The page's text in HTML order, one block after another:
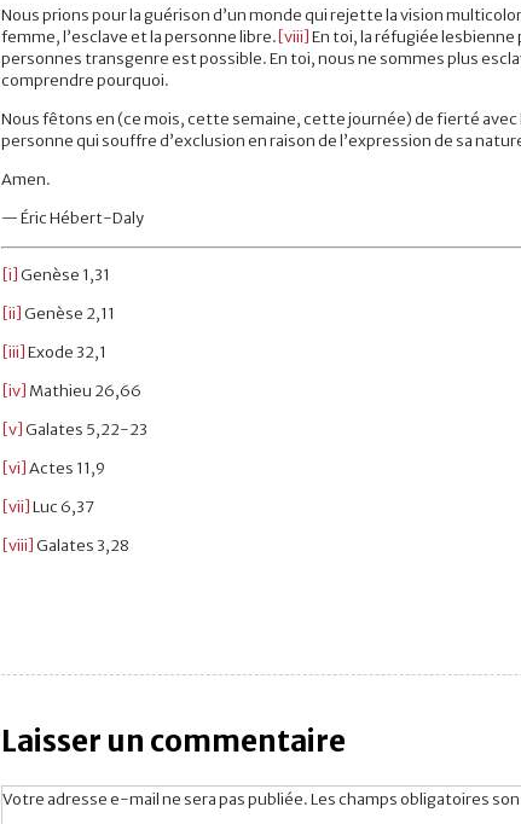
Nous prions pour la guérison d’un monde qui rejette la vision
femme, l’esclave et la personne libre.[viii]En toi, la réfugiée
personnes transgenre est possible. En toi, nous ne sommes plus
comprendre pourquoi.
Nous fêtons en (ce mois, cette semaine, cette journée) de fierté
personne qui souffre d’exclusion en raison de l’expression de sa
Amen.
— Éric Hébert-Daly
[i] Genèse 1,31
[ii] Genèse 2,11
[iii]Exode 32,1
[iv] Mathieu 26,66
[v] Galates 5,22-23
[vi]Actes 11,9
[vii]Luc 6,37
[viii] Galates 3,28
Laisser un commentaire
Votre adresse e-mail ne sera pas publiée.Les champs obligatoires